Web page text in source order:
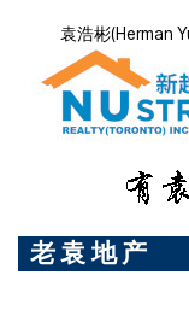
袁浩彬(Herman
老 袁 地 产